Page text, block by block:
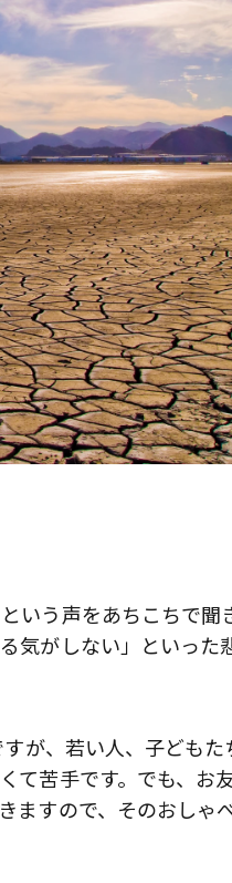
いう声をあちこちで聞
気がしない」といった
が、若い人、子どもた
て苦手です。でも、お
ますので、そのおしゃ